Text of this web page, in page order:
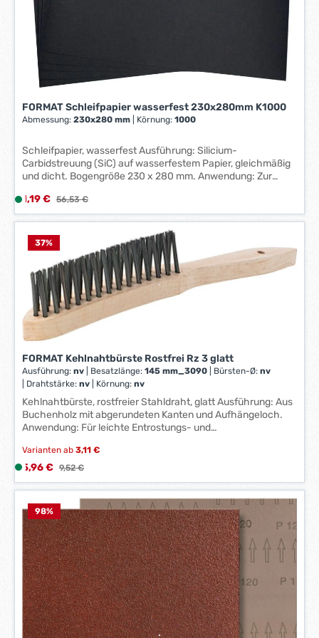
*
FORMAT Schleifpapier wasserfest 230x280mm K1000
Abmessung:230x280 mm Körnung:1000
Schleifpapier, wasserfest Ausführung: Silicium-
Carbidstreuung (SiC) auf wasserfestem Papier, gleichmäßig
und dicht. Bogengröße 230 x 280 mm. Anwendung: Zur
Spachtel. Weiterhin zur Bearbeitung von Stahl geeignet.
Hersteller: Einkaufsbüro Deutscher Eisenhändler GmbH, EDE
Platz 1, 42389 Wuppertal, DE, +4920260960,
webkontakt@ede.de
Verkaufspreis:
L
i
i
t
1
-
W
e
k
t
a
e
*
*
1,19 € Regulärer Preis:
56,53 €
37%
FORMAT Kehlnahtbürste Rostfrei Rz 3 glatt
Ausführung:nv Besatzlänge:145 mm_3090 Bürsten-Ø:nv
Drahtstärke:nv Körnung:nv
Kehlnahtbürste, rostfreier Stahldraht, glatt Ausführung: Aus
Buchenholz mit abgerundeten Kanten und Aufhängeloch.
Anwendung: Für leichte Entrostungs- und
Deutscher Eisenhändler GmbH, EDE Platz 1, 42389
Wuppertal, DE, +4920260960, webkontakt@ede.de
Varianten ab 3,11 €
Verkaufspreis:
L
i
f
e
r
z
e
i
t
:
1
5,96 € Regulärer Preis:
9,52 €
98%